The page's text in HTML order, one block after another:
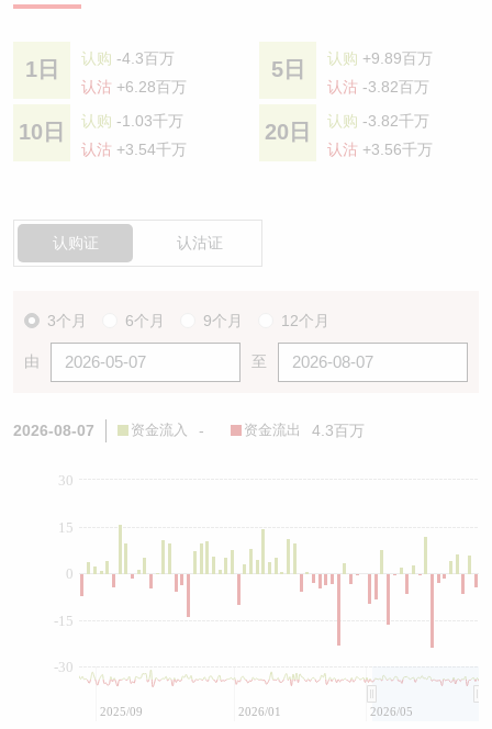
1日 认购 -4.3百万
认沽 +6.28百万
5日 认购 +9.89百万
认沽 -3.82百万
10日 认购 -1.03千万
认沽 +3.54千万
20日 认购 -3.82千万
认沽 +3.56千万
认购证 认沽证
3个月 6个月 9个月 12个月
由 至
2026-08-07 资金流入 - 资金流出 4.3百万
0
-30
-15
15
30
2025/09 2026/01 2026/05